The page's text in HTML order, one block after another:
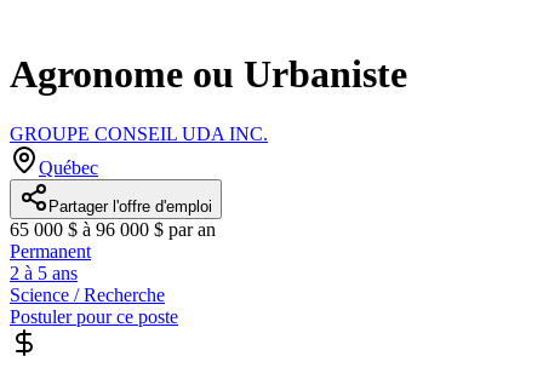
Agronome ou Urbaniste
GROUPE CONSEIL UDA INC.
Québec
Partager l'offre d'emploi
65 000 $ à 96 000 $ par an
Permanent
2 à 5 ans
Science / Recherche
Postuler pour ce poste